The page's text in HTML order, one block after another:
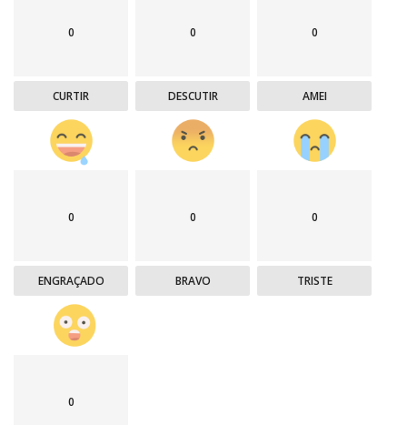
0
CURTIR
0
DESCUTIR
0
AMEI
0
ENGRAÇADO
0
BRAVO
0
TRISTE
0